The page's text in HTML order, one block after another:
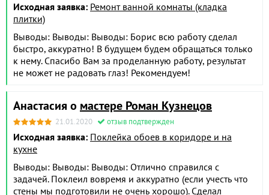
Исходная заявка: Ремонт ванной комнаты (кладка
плитки)
Выводы: Выводы: Выводы: Борис всю работу сделал
быстро, аккуратно! В будущем будем обращаться только
к нему. Спасибо Вам за проделанную работу, результат
не может не радовать глаз! Рекомендуем!
Анастасия о мастере Роман Кузнецов
21.01.2020 отзыв подтвержден
Исходная заявка: Поклейка обоев в коридоре и на
кухне
Выводы: Выводы: Выводы: Отлично справился с
задачей. Поклеил вовремя и аккуратно (если учесть что
стены мы подготовили не очень хорошо). Сделал